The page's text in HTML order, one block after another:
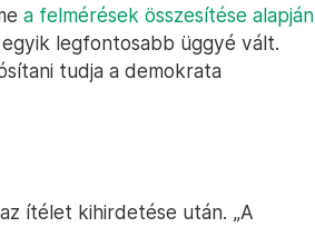
a felmérések összesítése alapján
legfontosabb üggyé vált.
tudja a demokrata
ítélet kihirdetése után. „A